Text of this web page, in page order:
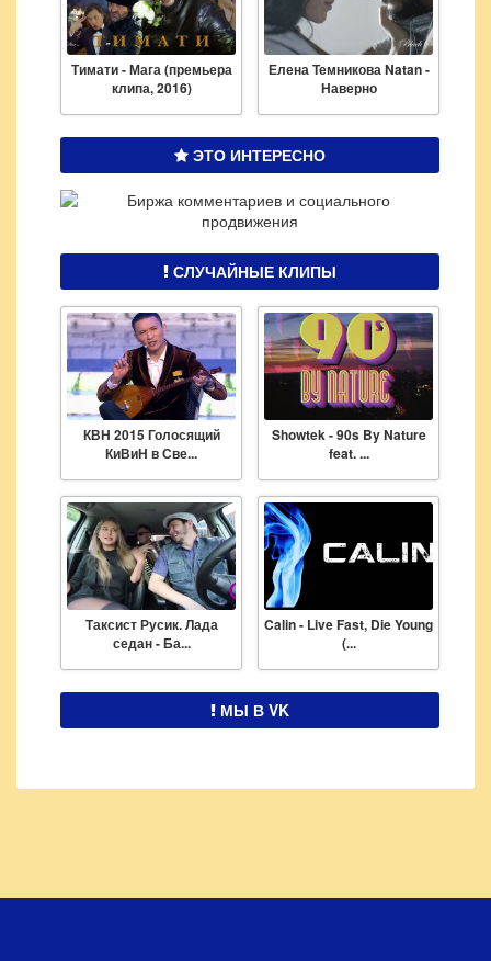
Тимати - Мага (премьера
клипа, 2016)
Елена Темникова Natan -
Наверно
ЭТО ИНТЕРЕСНО
СЛУЧАЙНЫЕ КЛИПЫ
КВН 2015 Голосящий
КиВиН в Све...
Showtek - 90s By Nature
feat. ...
Таксист Русик. Лада
седан - Ба...
Calin - Live Fast, Die Young
(...
МЫ В VK